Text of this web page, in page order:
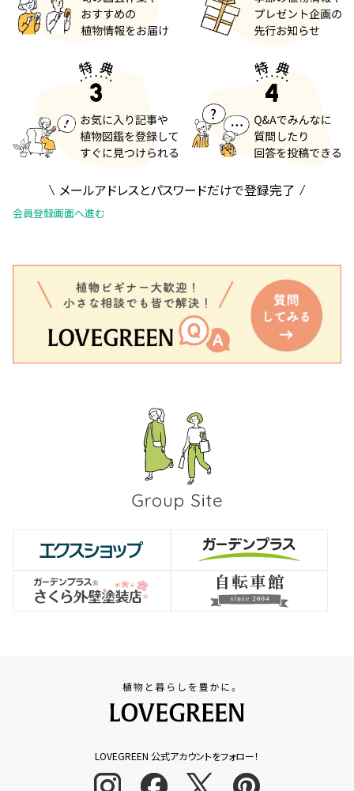
メールアドレスとパスワードだけで登録完了
会員登録画面へ進む
LOVEGREEN 公式アカウントをフォロー！